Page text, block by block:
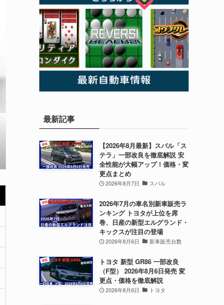
最新記事
【2026年8月最新】スバル「ス
テラ」一部改良を徹底解説 安
全性能が大幅アップ！価格・変
更点まとめ
2026年8月7日 スバル
2026年7月の車名別新車販売ラ
ンキング トヨタが上位を席
巻、日産の新型エルグランド・
キックスが注目の登場
2026年8月6日 新車販売台数
トヨタ 新型 GR86 一部改良
（F型） 2026年8月6日発売 変
更点・価格を徹底解説
2026年8月6日 トヨタ